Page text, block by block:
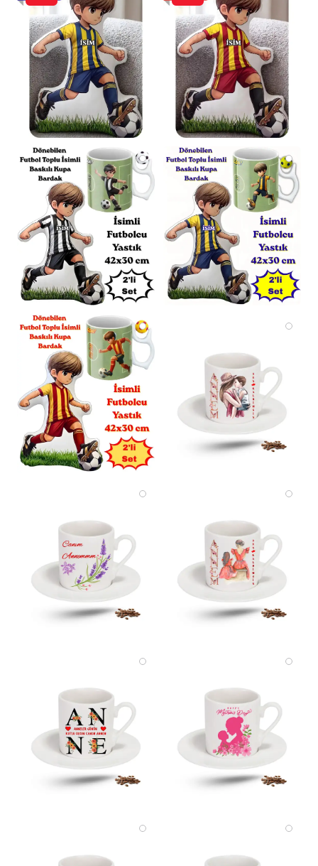
Ölçü Toleransı:Üretim süreçlerinden kaynaklı
olarak tüm ölçülerde± 1-2cmfarklılık
görülebilir.
Renk Varyasyonu:İç battaniye rengi, stok
durumuna göre farklılık gösterebilir.Genel
olarak standart Bej’dir.
Destek:Her türlü sorunuz için dilediğiniz
zaman “Satıcıya Sor” bölümünden anlık bilgi
alabilirsiniz.
Sosyal Sorumluluk Bilinciyle Üretildi
Bu ürünü tercih ederek, üretimini
gerçekleştiren birçok ev hanımının geçimini
sağlamasına destek olduğunuzu bilmenizi
isteriz. Bu değerli katkınız için şimdiden
teşekkür ederiz.